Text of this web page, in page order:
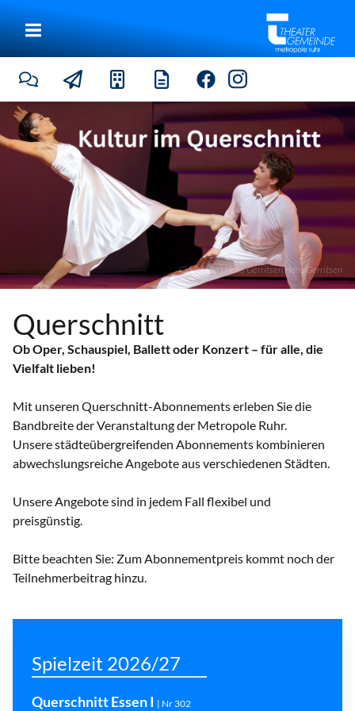
Cinderella | Hans GerritsenHans Gerritsen
Querschnitt
Ob Oper, Schauspiel, Ballett oder Konzert – für alle, die
Vielfalt lieben!
Mit unseren Querschnitt-Abonnements erleben Sie die
Bandbreite der Veranstaltung der Metropole Ruhr.
Unsere städteübergreifenden Abonnements kombinieren
abwechslungsreiche Angebote aus verschiedenen Städten.
Unsere Angebote sind in jedem Fall flexibel und
preisgünstig.
Bitte beachten Sie: Zum Abonnementpreis kommt noch der
Teilnehmerbeitrag hinzu.
Spielzeit 2026/27
Querschnitt Essen I | Nr 302